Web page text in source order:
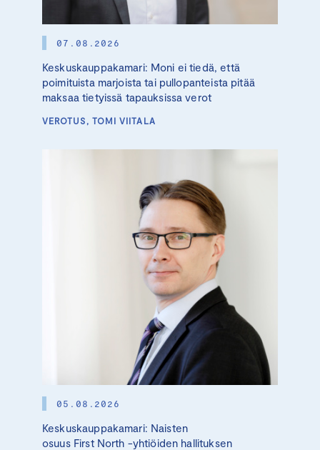
07.08.2026
Keskuskauppakamari: Moni ei tiedä, että
poimituista marjoista tai pullopanteista pitää
maksaa tietyissä tapauksissa verot
VEROTUS, TOMI VIITALA
05.08.2026
Keskuskauppakamari: Naisten
osuus First North -yhtiöiden hallituksen